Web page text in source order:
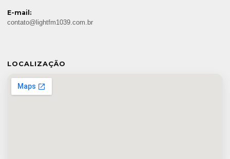
E-mail:
contato@lightfm1039.com.br
LOCALIZAÇÃO